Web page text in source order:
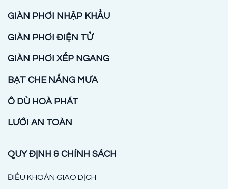
GIÀN PHƠI NHẬP KHẨU
GIÀN PHƠI ĐIỆN TỬ
GIÀN PHƠI XẾP NGANG
BẠT CHE NẮNG MƯA
Ô DÙ HOÀ PHÁT
LƯỚI AN TOÀN
QUY ĐỊNH & CHÍNH SÁCH
ĐIỀU KHOẢN GIAO DỊCH